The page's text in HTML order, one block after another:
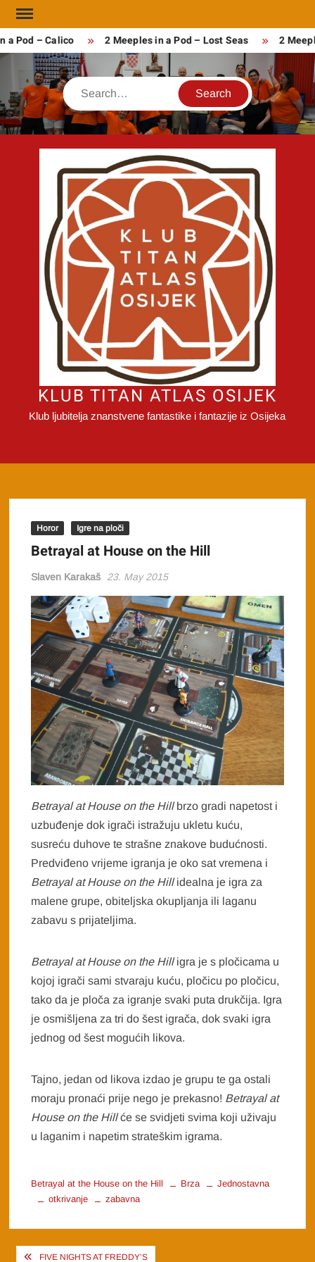
Skip
to
content
a Pod – Calico 2 Meeples in a Pod – Lost Seas 2
Search
KLUB TITAN ATLAS OSIJEK
Klub ljubitelja znanstvene fantastike i fantazije iz Osijeka
Horor Igre na ploči
Betrayal at House on the Hill
Slaven Karakaš 23. May 2015
Betrayal at House on the Hillbrzo gradi napetost i
uzbuđenje dok igrači istražuju ukletu kuću,
susreću duhove te strašne znakove budućnosti.
Predviđeno vrijeme igranja je oko sat vremena i
Betrayal at House on the Hillidealna je igra za
malene grupe, obiteljska okupljanja ili laganu
zabavu s prijateljima.
Betrayal at House on the Hilligra je s pločicama u
kojoj igrači sami stvaraju kuću, pločicu po pločicu,
tako da je ploča za igranje svaki puta drukčija. Igra
je osmišljena za tri do šest igrača, dok svaki igra
jednog od šest mogućih likova.
Tajno, jedan od likova izdao je grupu te ga ostali
moraju pronaći prije nego je prekasno! Betrayal at
House on the Hillće se svidjeti svima koji uživaju
u laganim i napetim strateškim igrama.
Betrayal at the House on the Hill Brza
Jednostavna
otkrivanje
zabavna
FIVE NIGHTS AT FREDDY’S